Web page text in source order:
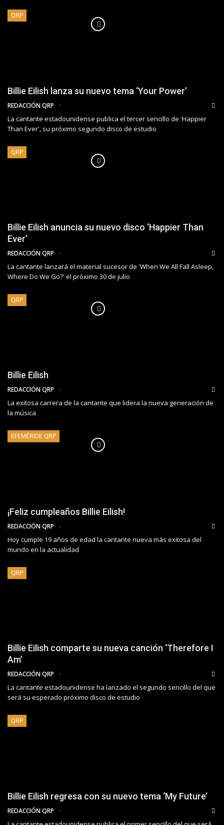
QRP
Billie Eilish lanza su nuevo tema ‘Your Power’
REDACCIÓN QRP
La cantante estadounidense publica el tercer sencillo de 'Happier
Than Ever', su próximo segundo disco de estudio
QRP
Billie Eilish anuncia su nuevo disco ‘Happier Than
Ever’
REDACCIÓN QRP
La cantante lanzará el material sucesor de 'When We All Fall Asleep,
Where Do We Go?' el próximo 30 de julio
QRP
Billie Eilish
REDACCIÓN QRP
La exitosa carrera de la cantante que lidera la nueva generación de
la música
EFEMÉRIDE QRP
¡Feliz cumpleaños Billie Eilish!
REDACCIÓN QRP
Hoy cumple 19 años de edad la cantante nueva más exitosa del
mundo en la actualidad
QRP
Billie Eilish comparte su nueva canción ‘Therefore I
Am’
REDACCIÓN QRP
La cantante estadounidense ha lanzado el segundo sencillo del que
será su esperado próximo disco de estudio
QRP
Billie Eilish regresa con su nuevo tema ‘My Future’
REDACCIÓN QRP